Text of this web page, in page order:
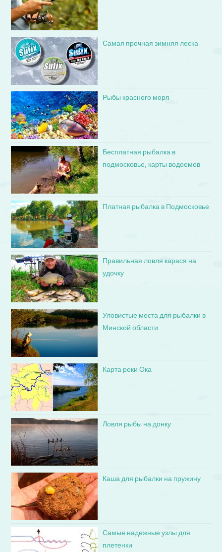
Самая прочная зимняя леска
Рыбы красного моря
Бесплатная рыбалка в
подмосковье, карты водоемов
Платная рыбалка в Подмосковье
Правильная ловля карася на
удочку
Уловистые места для рыбалки в
Минской области
Карта реки Ока
Ловля рыбы на донку
Каша для рыбалки на пружину
Самые надежные узлы для
плетенки